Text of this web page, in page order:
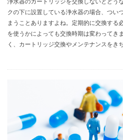
クの下に設置している浄水器の場合、つい
まうことありますよね。定期的に交換する
を使うかによっても交換時期は変わってき
く、カートリッジ交換やメンテナンスをき